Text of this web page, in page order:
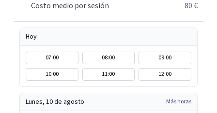
Costo medio por sesión
80 €
Hoy
07:00 08:00
09:00
10:00
11:00 12:00
Lunes, 10 de agosto Más horas